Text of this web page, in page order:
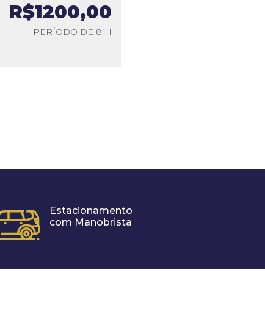
R$1200,00
PERÍODO DE 8 H
Estacionamento
com Manobrista